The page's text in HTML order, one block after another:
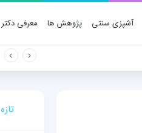
آشپزی سنتی پژوهش ها معرفی دکتر
تازه